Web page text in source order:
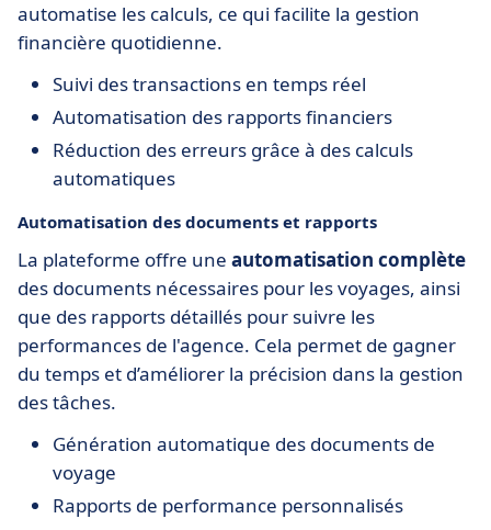
automatise les calculs, ce qui facilite la gestion
financière quotidienne.
Suivi des transactions en temps réel
Automatisation des rapports financiers
Réduction des erreurs grâce à des calculs
automatiques
Automatisation des documents et rapports
La plateforme offre une automatisation complète
des documents nécessaires pour les voyages, ainsi
que des rapports détaillés pour suivre les
performances de l'agence. Cela permet de gagner
du temps et d’améliorer la précision dans la gestion
des tâches.
Génération automatique des documents de
voyage
Rapports de performance personnalisés